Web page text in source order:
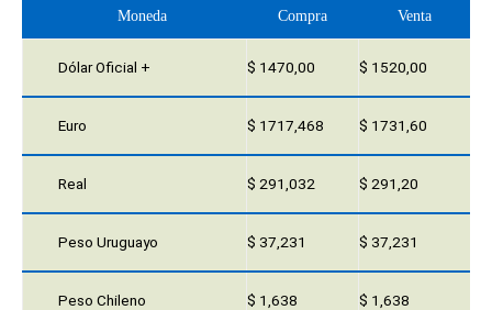
Moneda Compra Venta
Dólar Oficial + $ 1470,00 $ 1520,00
Euro $ 1717,468 $ 1731,60
Real $ 291,032 $ 291,20
Peso Uruguayo $ 37,231 $ 37,231
Peso Chileno $ 1,638 $ 1,638